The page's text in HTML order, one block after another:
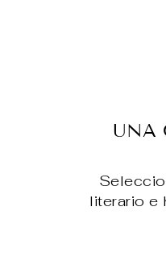
UNA
literario e